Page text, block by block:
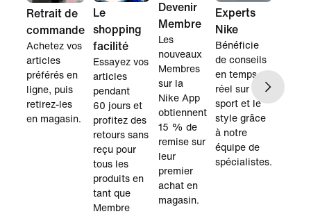
Retrait de
commande
Achetez vos
articles
préférés en
ligne, puis
retirez-les
en magasin.
Le
shopping
facilité
Essayez vos
articles
pendant
60 jours et
profitez des
retours sans
reçu pour
tous les
produits en
tant que
Membre
Devenir
Membre
Les
nouveaux
Membres
sur la
Nike App
obtiennent
15 % de
remise sur
leur
premier
achat en
magasin.
Experts
Nike
Bénéficie
de conseils
en temps
réel sur le
sport et le
style grâce
à notre
équipe de
spécialistes.